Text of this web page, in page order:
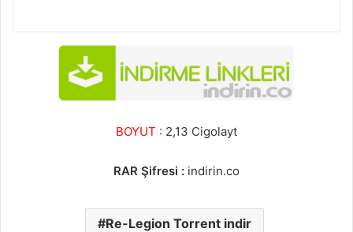
BOYUT : 2,13 Cigolayt
RAR Şifresi : indirin.co
Re-Legion Torrent indir